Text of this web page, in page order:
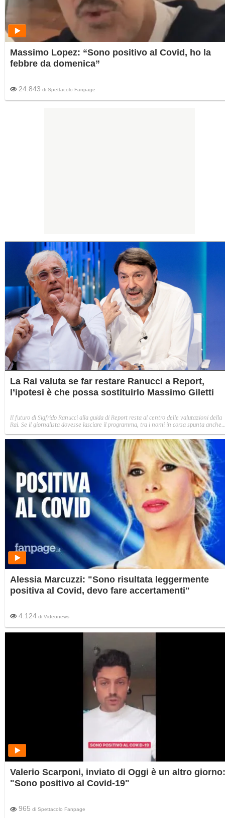
Massimo Lopez: “Sono positivo al Covid, ho la
febbre da domenica”
24.843 di Spettacolo Fanpage
La Rai valuta se far restare Ranucci a Report,
l’ipotesi è che possa sostituirlo Massimo Giletti
Il futuro di Sigfrido Ranucci alla guida di Report resta al centro delle valutazioni della
Rai. Se il giornalista dovesse lasciare il programma, tra i nomi in corsa spunta anche
Alessia Marcuzzi: "Sono risultata leggermente
positiva al Covid, devo fare accertamenti"
4.124 di Videonews
Valerio Scarponi, inviato di Oggi è un altro giorno:
"Sono positivo al Covid-19"
965 di Spettacolo Fanpage